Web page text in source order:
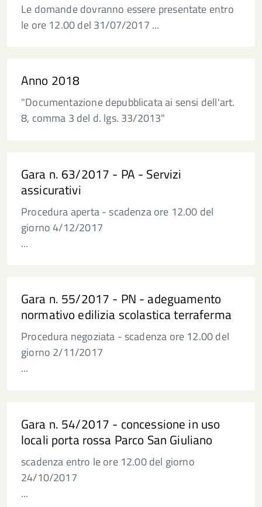
Le domande dovranno essere presentate entro
le ore 12.00 del 31/07/2017 ...
Anno 2018
"Documentazione depubblicata ai sensi dell'art.
8, comma 3 del d. lgs. 33/2013"
Gara n. 63/2017 - PA - Servizi
assicurativi
Procedura aperta - scadenza ore 12.00 del
giorno 4/12/2017
...
Gara n. 55/2017 - PN - adeguamento
normativo edilizia scolastica terraferma
Procedura negoziata - scadenza ore 12.00 del
giorno 2/11/2017
...
Gara n. 54/2017 - concessione in uso
locali porta rossa Parco San Giuliano
scadenza entro le ore 12.00 del giorno
24/10/2017
...